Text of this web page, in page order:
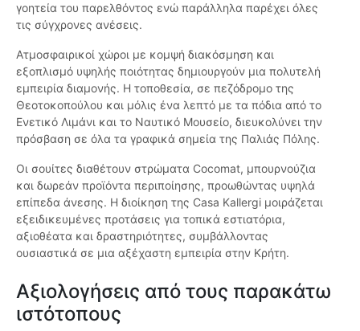
γοητεία του παρελθόντος ενώ παράλληλα παρέχει όλες
τις σύγχρονες ανέσεις.
Ατμοσφαιρικοί χώροι με κομψή διακόσμηση και
εξοπλισμό υψηλής ποιότητας δημιουργούν μια πολυτελή
εμπειρία διαμονής. Η τοποθεσία, σε πεζόδρομο της
Θεοτοκοπούλου και μόλις ένα λεπτό με τα πόδια από το
Ενετικό Λιμάνι και το Ναυτικό Μουσείο, διευκολύνει την
πρόσβαση σε όλα τα γραφικά σημεία της Παλιάς Πόλης.
Οι σουίτες διαθέτουν στρώματα Cocomat, μπουρνούζια
και δωρεάν προϊόντα περιποίησης, προωθώντας υψηλά
επίπεδα άνεσης. Η διοίκηση της Casa Kallergi μοιράζεται
εξειδικευμένες προτάσεις για τοπικά εστιατόρια,
αξιοθέατα και δραστηριότητες, συμβάλλοντας
ουσιαστικά σε μια αξέχαστη εμπειρία στην Κρήτη.
Αξιολογήσεις από τους παρακάτω
ιστότοπους